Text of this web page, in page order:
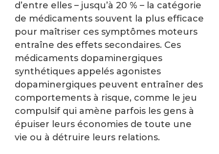
d’entre elles – jusqu’à 20 % – la catégorie
de médicaments souvent la plus efficace
pour maîtriser ces symptômes moteurs
entraîne des effets secondaires. Ces
médicaments dopaminergiques
synthétiques appelés agonistes
dopaminergiques peuvent entraîner des
comportements à risque, comme le jeu
compulsif qui amène parfois les gens à
épuiser leurs économies de toute une
vie ou à détruire leurs relations.